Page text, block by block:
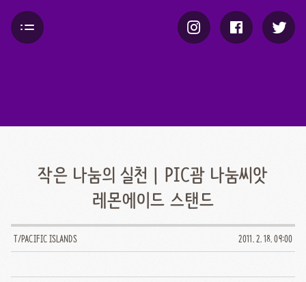
작은 나눔의 실천 | PIC괌 나눔씨앗
레몬에이드 스탠드
T/PACIFIC ISLANDS 2011. 2. 18. 09:00